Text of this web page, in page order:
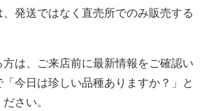
発送ではなく直売所でのみ販売する
は、ご来店前に最新情報をご確認い
今日は珍しい品種ありますか？」と
さい。